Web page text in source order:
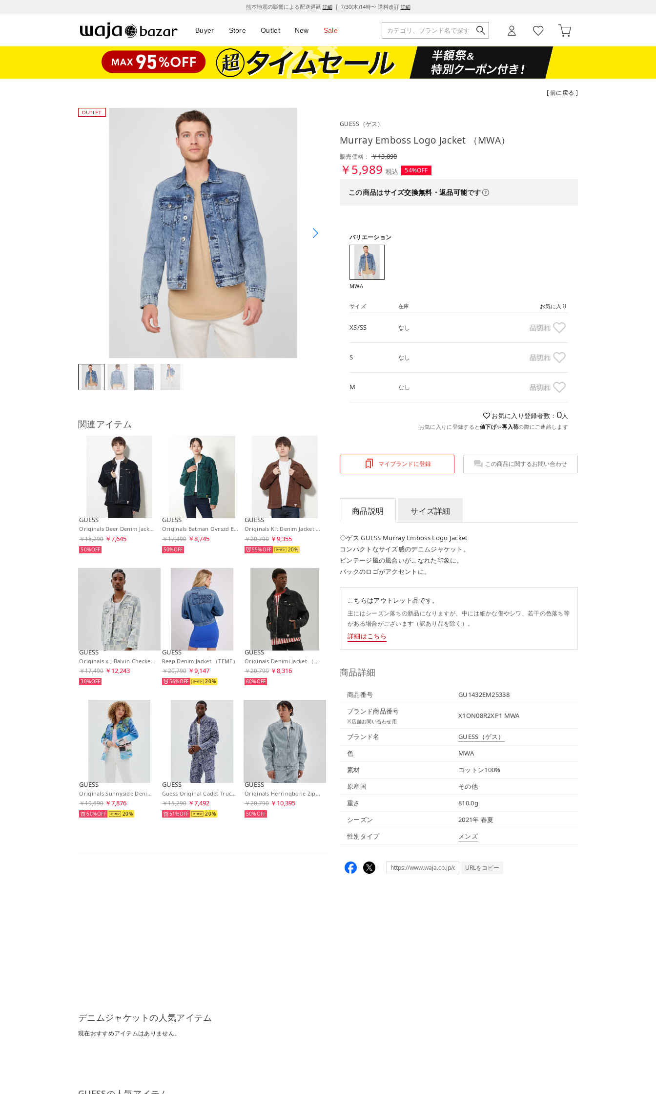
熊本地震の影響による配送遅延 詳細｜ 7/30(木)14時〜 送料改訂 詳細
Buyer Store Outlet New Sale
[ 前に戻る ]
関連アイテム
GUESS
Originals Deer Denim Jacket （GODR）
￥15,290 ￥7,645
50%
GUESS
Originals Batman Ovrszd Embossed Jacket （F85Y）
￥17,490 ￥8,745
50%
GUESS
Originals Kit Denim Jacket （A11J）
￥20,790 ￥9,355
55% 20
GUESS
Originals x J Balvin Checkered Trucker Jacket （F73N）
￥17,490 ￥12,243
30%
GUESS
Reep Denim Jacket （TEME）
￥20,790 ￥9,147
56% 20
GUESS
Originals Denimi Jacket （BLWA）
￥20,790 ￥8,316
60%
GUESS
Originals Sunnyside Denim Jacket （F7KN） アウター デニムジャケット
￥19,690 ￥7,876
60% 20
GUESS
Guess Original Cadet Trucker Jkt （F7IG） ジャケット/アウター その他アウター
￥15,290 ￥7,492
51% 20
GUESS
Originals Herringbone Zip Denim Jacket （F7WL） アウター デニムジャケット
￥20,790 ￥10,395
50%
GUESS （ゲス）
Murray Emboss Logo Jacket （MWA）
販売価格：￥13,090
￥5,989 税込 54%OFF
この商品はサイズ交換無料・返品可能です
バリエーション
MWA
サイズ 在庫 お気に入り
XS/SS なし 品切れ
S なし 品切れ
M なし 品切れ
お気に入り登録者数： 0人
お気に入りに登録すると値下げや再入荷の際にご連絡します
マイブランドに登録 この商品に関するお問い合わせ
商品説明 サイズ詳細
◇ゲス GUESS Murray Emboss Logo Jacket
コンパクトなサイズ感のデニムジャケット。
ビンテージ風の風合いがこなれた印象に。
バックのロゴがアクセントに。
こちらはアウトレット品です。
主にはシーズン落ちの新品になりますが、中には細かな傷やシワ、若干の色落ち等
がある場合がございます（訳あり品を除く）。
詳細はこちら
商品詳細
商品番号
GU1432EM25338
ブランド商品番号
※店舗お問い合わせ用
X1ON08R2XP1 MWA
ブランド名 GUESS （ゲス）
色
MWA
素材
コットン100%
原産国
その他
重さ
810.0g
シーズン
2021年 春夏
性別タイプ
メンズ
URLをコピー
デニムジャケットの人気アイテム
現在おすすめアイテムはありません。